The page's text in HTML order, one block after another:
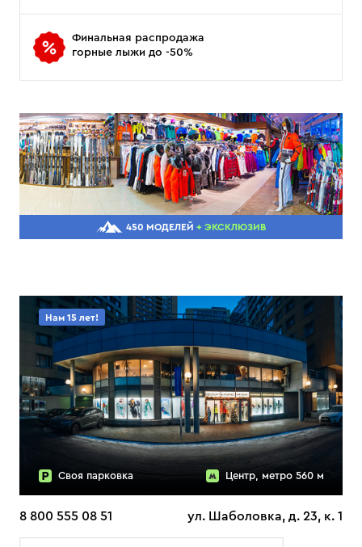
Финальная распродажа
горные лыжи до -50%
450 МОДЕЛЕЙ + ЭКСКЛЮЗИВ
Нам 15 лет!
Своя парковка Центр, метро 560 м
8 800 555 08 51 ул. Шаболовка, д. 23, к. 1